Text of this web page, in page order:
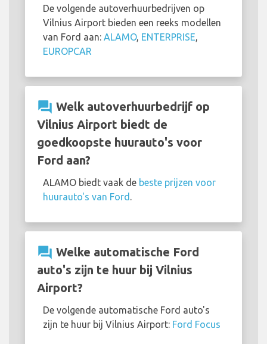
De volgende autoverhuurbedrijven op
Vilnius Airport bieden een reeks modellen
van Ford aan: ALAMO, ENTERPRISE
EUROPCAR
question_answer Welk autoverhuurbedrijf op
Vilnius Airport biedt de
goedkoopste huurauto's voor
Ford aan?
ALAMO biedt vaak de beste prijzen voor
huurauto's van Ford
question_answer Welke automatische Ford
auto's zijn te huur bij Vilnius
Airport?
De volgende automatische Ford auto's
zijn te huur bij Vilnius Airport: Ford Focus